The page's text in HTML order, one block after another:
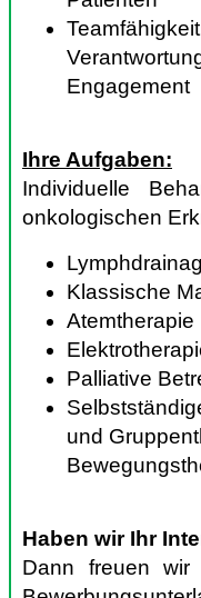
Engagement
Ihre Aufgaben:
Individuelle
onkologischen
Klassische
Atemtherapie
Palliative
und
Haben wir Ihr
Dann freuen